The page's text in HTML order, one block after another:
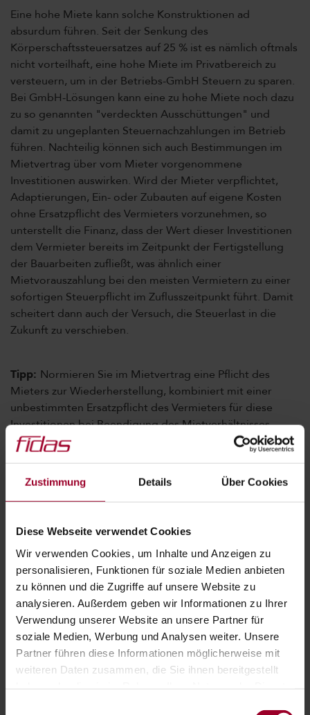
Zustimmung Details Über Cookies
Diese Webseite verwendet Cookies
Wir verwenden Cookies, um Inhalte und Anzeigen zu
personalisieren, Funktionen für soziale Medien anbieten
zu können und die Zugriffe auf unsere Website zu
analysieren. Außerdem geben wir Informationen zu Ihrer
Verwendung unserer Website an unsere Partner für
soziale Medien, Werbung und Analysen weiter. Unsere
Partner führen diese Informationen möglicherweise mit
weiteren Daten zusammen, die Sie ihnen bereitgestellt
Eine hohe Miete kann solche Konstruktionen ad
absurdum führen. Seit der Senkung des
Körperschaftssteuersatzes auf 25 % ist es nämlich oftmals
nicht vorteilhaft, eine hohe Miete im Privatbereich zu
versteuern, um in der Betriebs-GmbH Steuern zu sparen.
Bei GmbH-Lösungen kann eine zu hohe Miete noch dazu
zu so genannten "verdeckten Ausschüttungen" und
damit zu ungeplanten Steuernachzahlungen im Betrieb
führen. Nachteilig können sich auch Bestimmungen im
Mietvertrag über vom Mieter vorgenommene
Investitionen auswirken. Wird der Mieter verpflichtet,
Adaptierungen, Ein- oder Zubauten auf eigene Kosten
ohne Ersatzpflicht des Vermieters vorzunehmen, so
unterstellt die Finanz, dass der Wert dieser Investitionen
dem Vermieter bereits im Zeitpunkt der Fertigstellung
der Bauarbeiten zufließt, was ähnlich einer
Mietvorauszahlung bei den meisten Vermietern zu einer
sofortigen Steuerpflicht im Zuflusszeitpunkt führt. Damit
scheitert dann auch der Versuch, die Steuerlast in die
Zukunft zu verschieben.
Tipp: Normieren Sie im Mietvertrag eine Pflicht des
Mieters zur Wiederherstellung, kombiniert mit einer
unbestimmten Ersatzpflicht des Vermieters für diese
Investitionen bei Beendigung des Mietverhältnisses.
Damit überlassen Sie es dem Mieter, ob und welche
Investitionen er vornimmt. Bei Mietverhältnissen im
Familienkreis ist diese Verpflichtung nämlich zivilrechtlich
völlig entbehrlich und bei Verträgen mit fremden Dritten
kann der Vermieter mit anderen Formen der
zivilrechtlichen und wirtschaftlichen Absicherung das
sofortige Steuerlast.
ARTIKEL TEILEN:
KATEGORIEN: